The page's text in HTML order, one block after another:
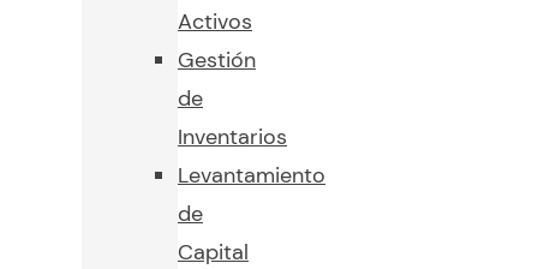
Activos
Gestión
de
Inventarios
Levantamiento
de
Capital